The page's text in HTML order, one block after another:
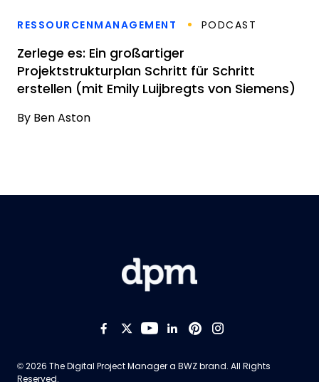
RESSOURCENMANAGEMENT PODCAST
Zerlege es: Ein großartiger
Projektstrukturplan Schritt für Schritt
erstellen (mit Emily Luijbregts von Siemens)
By Ben Aston
Like us on Facebook
Follow us on Twitter
Follow us on
Add us on
Follow us on
Follow us
© 2026 The Digital Project Manager a BWZOpens new window
brand. All Rights
Reserved.